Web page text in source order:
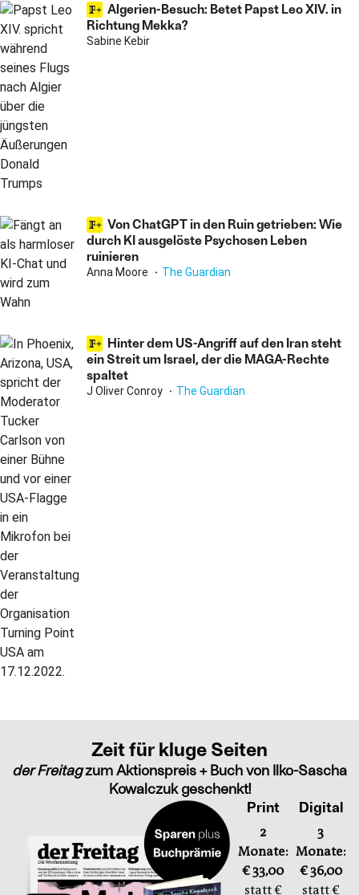
Algerien-Besuch: Betet Papst Leo XIV. in
Richtung Mekka?
Sabine Kebir
Von ChatGPT in den Ruin getrieben: Wie
durch KI ausgelöste Psychosen Leben
ruinieren
Anna Moore The Guardian
Hinter dem US-Angriff auf den Iran steht
ein Streit um Israel, der die MAGA-Rechte
spaltet
J Oliver Conroy The Guardian
Zeit für kluge Seiten
der Freitagzum Aktionspreis + Buch von Ilko-Sascha
Kowalczuk geschenkt!
Print
2
Monate:
€ 33,00
statt €
Digital
3
Monate:
€ 36,00
statt €